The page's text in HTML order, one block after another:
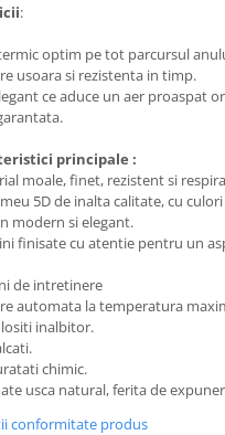
:
optim pe tot parcursul
usoara si rezistenta in timp.
ce aduce un aer proaspat
principale :
moale, finet, rezistent si
5D de inalta calitate, cu
modern si elegant.
finisate cu atentie pentru un
de intretinere
automata la temperatura
inalbitor.
chimic.
usca natural, ferita de
conformitate produs